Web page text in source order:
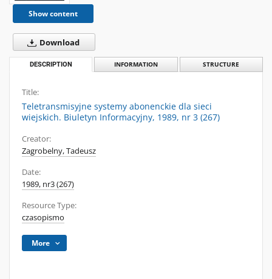
Show content
Download
DESCRIPTION INFORMATION STRUCTURE
Title:
Teletransmisyjne systemy abonenckie dla sieci
wiejskich. Biuletyn Informacyjny, 1989, nr 3 (267)
Creator:
Zagrobelny, Tadeusz
Date:
1989, nr3 (267)
Resource Type:
czasopismo
More